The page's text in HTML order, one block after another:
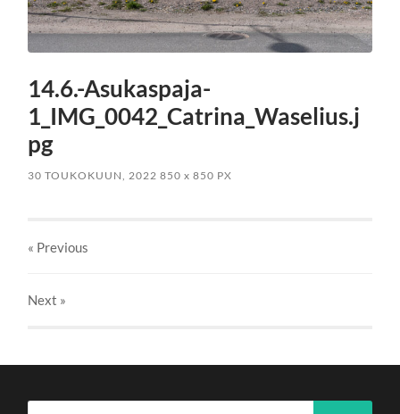
14.6.-Asukaspaja-
1_IMG_0042_Catrina_Waselius.j
pg
30 TOUKOKUUN, 2022 850x 850 PX
« Previous
Next »